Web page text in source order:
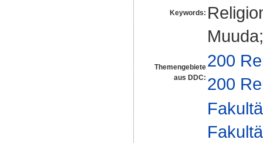
Keywords:
Themengebiete
aus DDC:
200
200